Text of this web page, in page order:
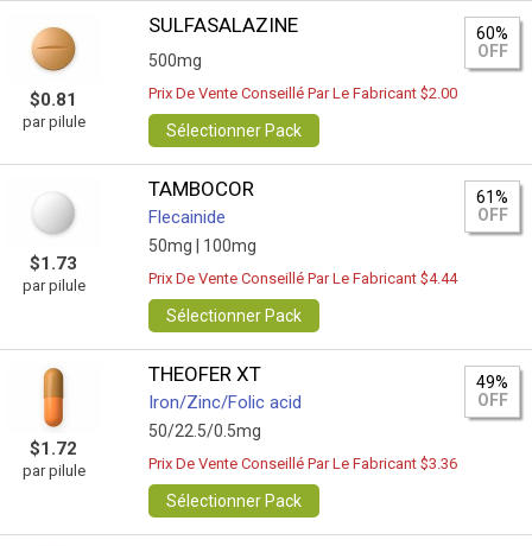
$0.81
par pilule
SULFASALAZINE
500mg
60%
OFF
Prix De Vente Conseillé Par Le Fabricant $2.00
Sélectionner Pack
$1.73
par pilule
TAMBOCOR
Flecainide
50mg | 100mg
61%
OFF
Prix De Vente Conseillé Par Le Fabricant $4.44
Sélectionner Pack
$1.72
par pilule
THEOFER XT
Iron/Zinc/Folic acid
50/22.5/0.5mg
49%
OFF
Prix De Vente Conseillé Par Le Fabricant $3.36
Sélectionner Pack